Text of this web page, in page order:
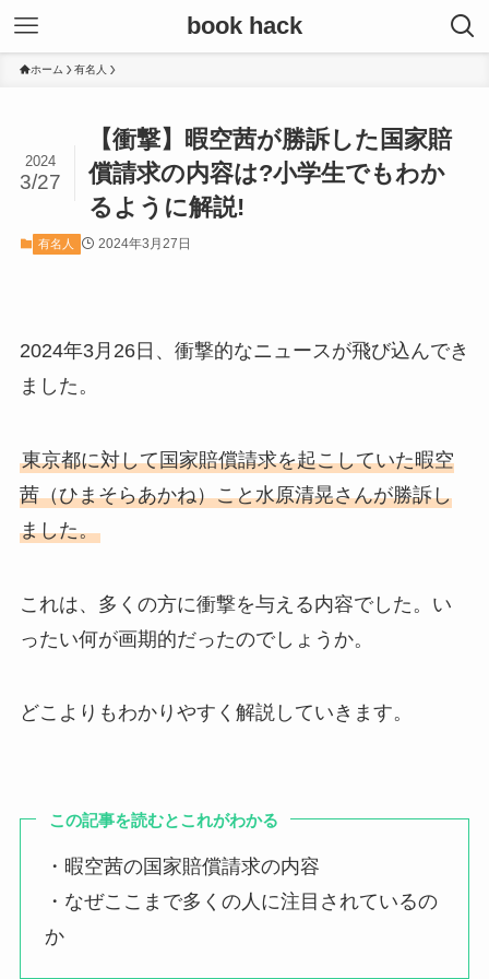
book hack
ホーム 有名人
【衝撃】暇空茜が勝訴した国家賠
償請求の内容は?小学生でもわか
るように解説!
2024
3/27
有名人 2024年3月27日
2024年3月26日、衝撃的なニュースが飛び込んでき
ました。
東京都に対して国家賠償請求を起こしていた暇空
茜（ひまそらあかね）こと水原清晃さんが勝訴し
ました。
これは、多くの方に衝撃を与える内容でした。い
ったい何が画期的だったのでしょうか。
どこよりもわかりやすく解説していきます。
この記事を読むとこれがわかる
・暇空茜の国家賠償請求の内容
・なぜここまで多くの人に注目されているの
か